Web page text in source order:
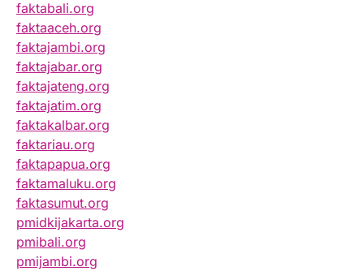
faktabali.org
faktaaceh.org
faktajambi.org
faktajabar.org
faktajateng.org
faktajatim.org
faktakalbar.org
faktariau.org
faktapapua.org
faktamaluku.org
faktasumut.org
pmidkijakarta.org
pmibali.org
pmijambi.org